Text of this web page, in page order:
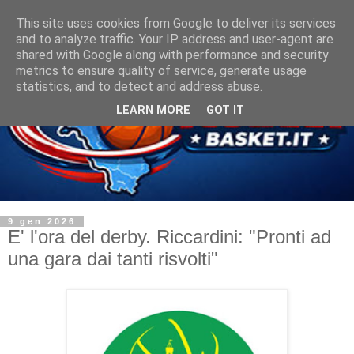
9 gen 2026
E' l'ora del derby. Riccardini: "Pronti ad
una gara dai tanti risvolti"
This site uses cookies from Google to deliver its services
and to analyze traffic. Your IP address and user-agent are
shared with Google along with performance and security
metrics to ensure quality of service, generate usage
statistics, and to detect and address abuse.
LEARN MORE GOT IT